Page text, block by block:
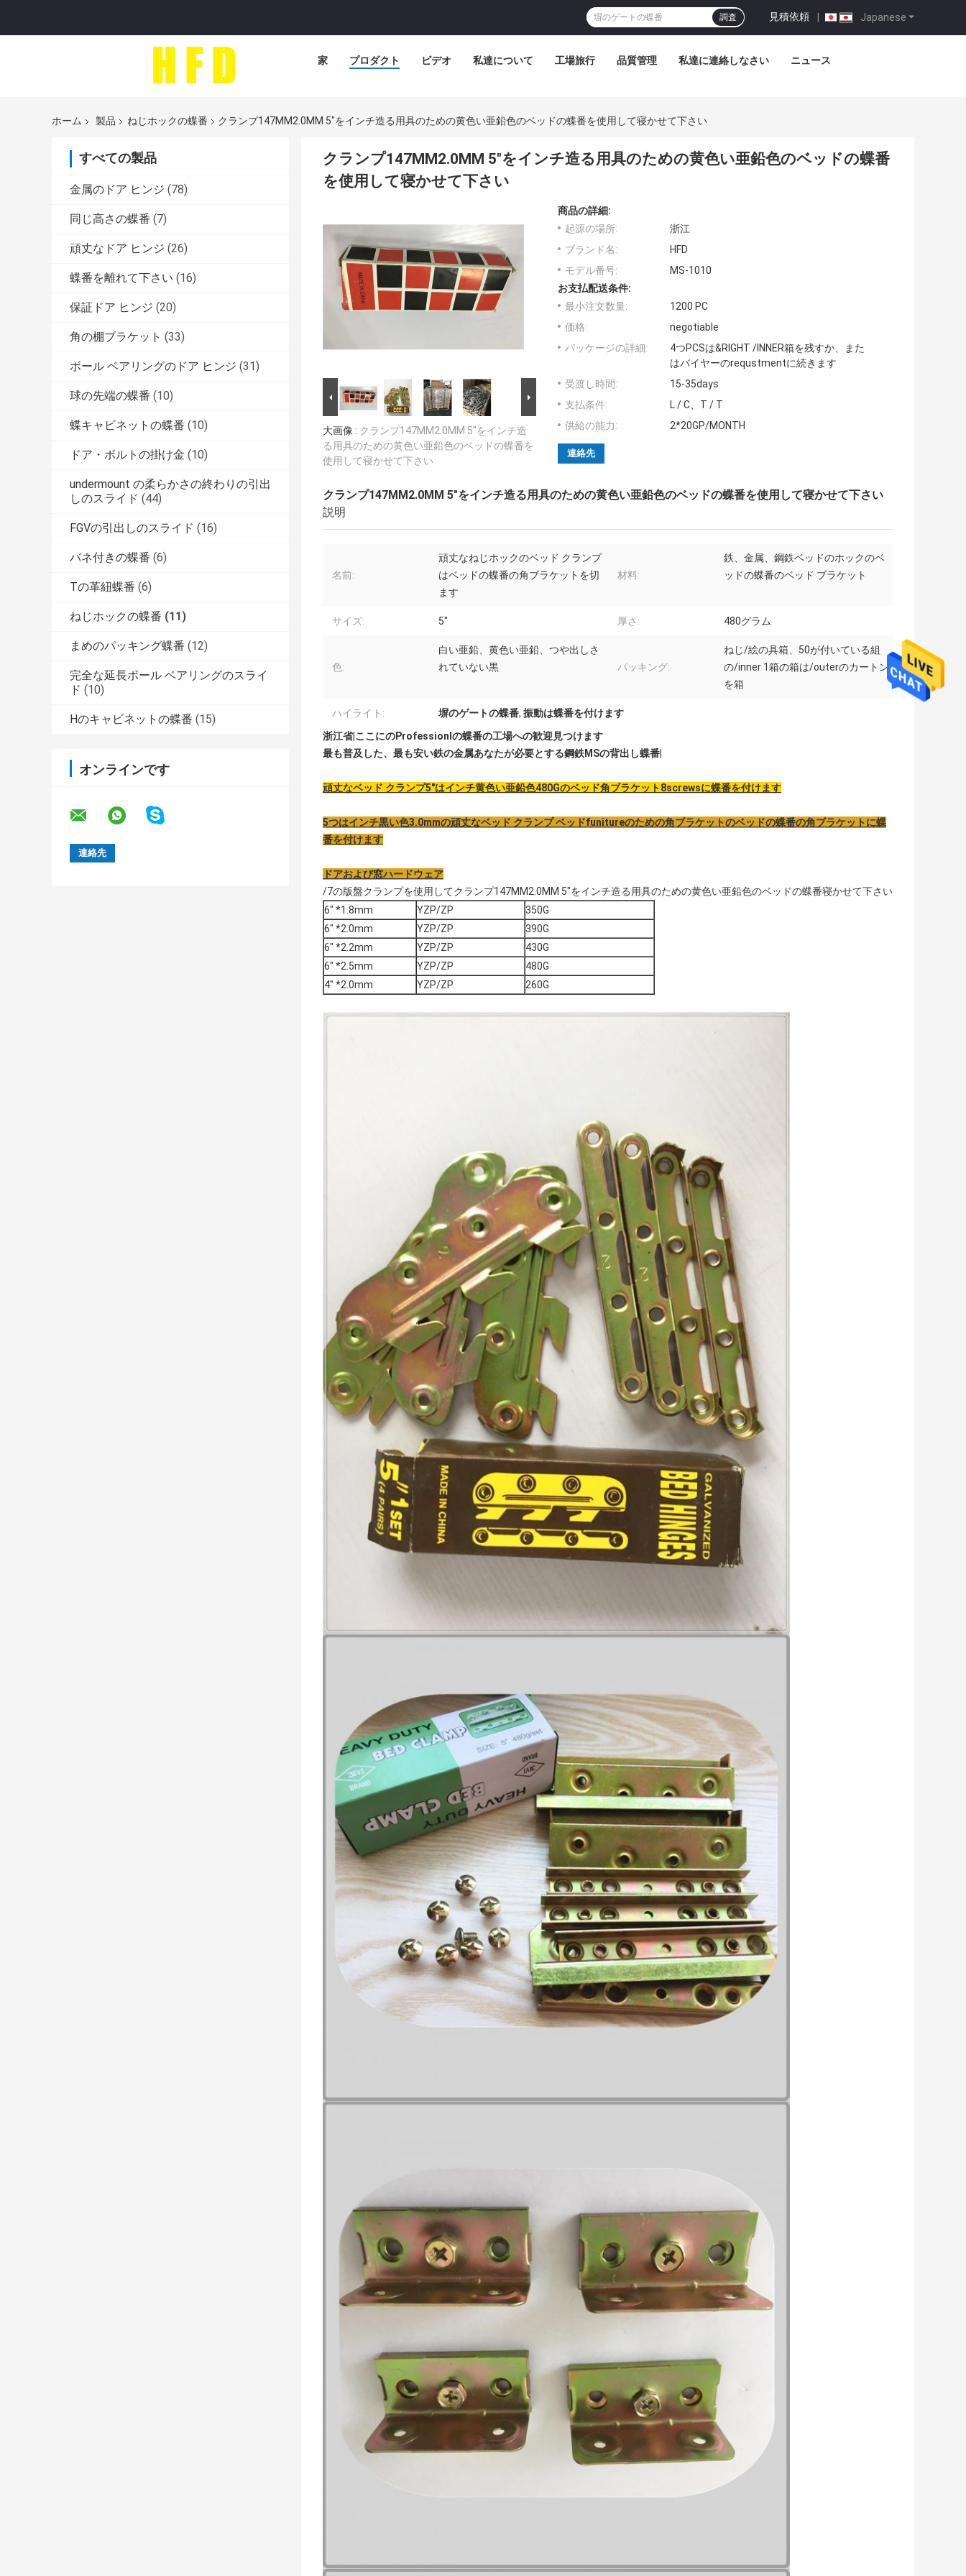
Japanese
見積依頼 |
調査
家 プロダクト ビデオ 私達について 工場旅行 品質管理 私達に連絡しなさい ニュース
ホーム 製品 ねじホックの蝶番 クランプ147MM2.0MM 5"をインチ造る用具のための黄色い亜鉛色のベッドの蝶番を使用して寝かせて下さい
すべての製品
金属のドア ヒンジ (78)
同じ高さの蝶番 (7)
頑丈なドア ヒンジ (26)
蝶番を離れて下さい (16)
保証ドア ヒンジ (20)
角の棚ブラケット (33)
ボール ベアリングのドア ヒンジ (31)
球の先端の蝶番 (10)
蝶キャビネットの蝶番 (10)
ドア・ボルトの掛け金 (10)
undermount の柔らかさの終わりの引出
しのスライド (44)
FGVの引出しのスライド (16)
バネ付きの蝶番 (6)
Tの革紐蝶番 (6)
ねじホックの蝶番 (11)
まめのパッキング蝶番 (12)
完全な延長ボール ベアリングのスライ
ド (10)
Hのキャビネットの蝶番 (15)
オンラインです
クランプ147MM2.0MM 5"をインチ造る用具のための黄色い亜鉛色のベッドの蝶番
を使用して寝かせて下さい
大画像 : クランプ147MM2.0MM 5"をインチ造
る用具のための黄色い亜鉛色のベッドの蝶番を
使用して寝かせて下さい
商品の詳細:
起源の場所:
浙江
ブランド名:
HFD
モデル番号:
MS-1010
お支払配送条件:
最小注文数量:
1200 PC
価格:
negotiable
パッケージの詳細:
4つPCSは&RIGHT /INNER箱を残すか、また
はバイヤーのrequstmentに続きます
受渡し時間:
15-35days
支払条件:
L / C、T / T
供給の能力:
2*20GP/MONTH
連絡先
クランプ147MM2.0MM 5"をインチ造る用具のための黄色い亜鉛色のベッドの蝶番を使用して寝かせて下さい
説明
名前:
頑丈なねじホックのベッド クランプ
はベッドの蝶番の角ブラケットを切
ます
材料:
鉄、金属、鋼鉄ベッドのホックのベ
ッドの蝶番のベッド ブラケット
サイズ: 5" 厚さ: 480グラム
色:
白い亜鉛、黄色い亜鉛、つや出しさ
れていない黒
パッキング:
ねじ/絵の具箱、50が付いている組
の/inner 1箱の箱は/outerのカートン
を箱
ハイライト: 塀のゲートの蝶番, 振動は蝶番を付けます
浙江省|ここにのProfessionlの蝶番の工場への歓迎見つけます
最も普及した、最も安い鉄の金属あなたが必要とする鋼鉄MSの背出し蝶番|
頑丈なベッド クランプ5"はインチ黄色い亜鉛色480Gのベッド角ブラケット8screwsに蝶番を付けます
5つはインチ黒い色3.0mmの頑丈なベッド クランプ ベッドfunitureのための角ブラケットのベッドの蝶番の角ブラケットに蝶
番を付けます
ドアおよび窓ハードウェア
/7の版盤クランプを使用してクランプ147MM2.0MM 5"をインチ造る用具のための黄色い亜鉛色のベッドの蝶番寝かせて下さい
6" *1.8mm
YZP/ZP
350G
6" *2.0mm
YZP/ZP
390G
6" *2.2mm
YZP/ZP
430G
6" *2.5mm
YZP/ZP
480G
4" *2.0mm
YZP/ZP 260G